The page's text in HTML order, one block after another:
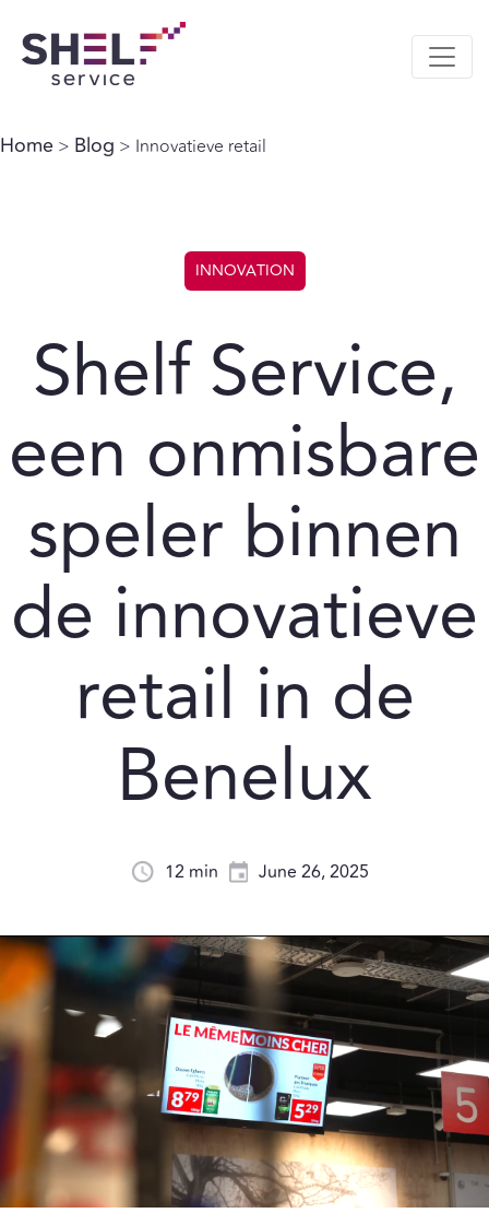
Home > Blog > Innovatieve retail
INNOVATION
Shelf Service,
een onmisbare
speler binnen
de innovatieve
retail in de
Benelux
12 min June 26, 2025